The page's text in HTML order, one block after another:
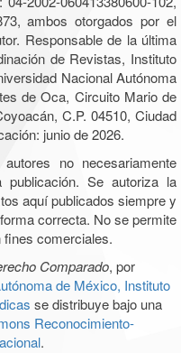
ambos otorgados por el
Responsable de la última
de Revistas, Instituto
Nacional Autónoma
de Oca, Circuito Mario de
C.P. 04510, Ciudad
junio de 2026.
no necesariamente
Se autoriza la
aquí publicados siempre y
correcta. No se permite
fines comerciales.
Comparado, por
de México, Instituto
se distribuye bajo una
Reconocimiento-
.